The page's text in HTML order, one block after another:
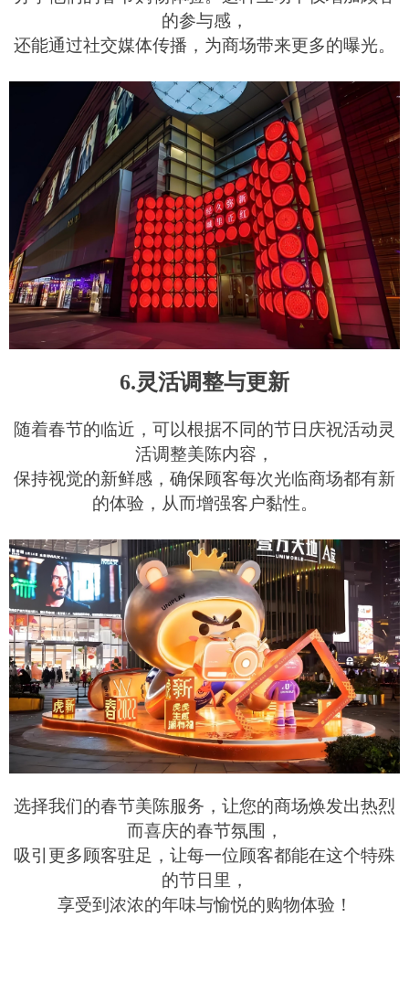
的参与感，
还能通过社交媒体传播，为商场带来更多的曝光。
6.灵活调整与更新
随着春节的临近，可以根据不同的节日庆祝活动灵
活调整美陈内容，
保持视觉的新鲜感，确保顾客每次光临商场都有新
的体验，从而增强客户黏性。
选择我们的春节美陈服务，让您的商场焕发出热烈
而喜庆的春节氛围，
吸引更多顾客驻足，让每一位顾客都能在这个特殊
的节日里，
享受到浓浓的年味与愉悦的购物体验！